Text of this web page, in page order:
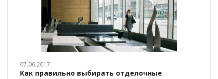
07.06.2017
Как правильно выбирать отделочные